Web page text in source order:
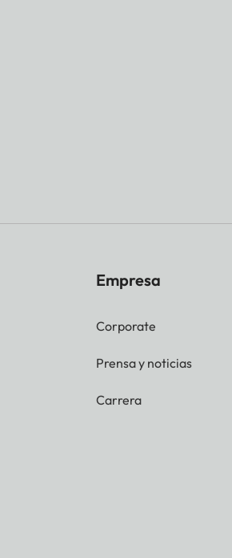
Empresa
Corporate
Prensa y noticias
Carrera